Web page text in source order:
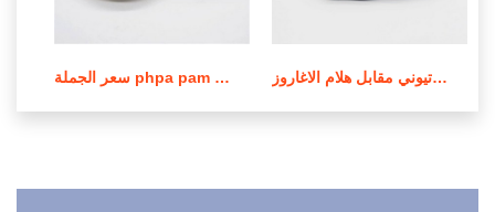
سعر الجملة phpa pam بولي أكريلاميد في لبنان عملية صنع بولي أكريلاميد الكاتيوني مقابل هلام الاغاروز